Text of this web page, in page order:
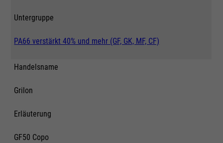
Untergruppe
PA66 verstärkt 40% und mehr (GF, GK, MF, CF)
Handelsname
Grilon
Erläuterung
GF50 Copo